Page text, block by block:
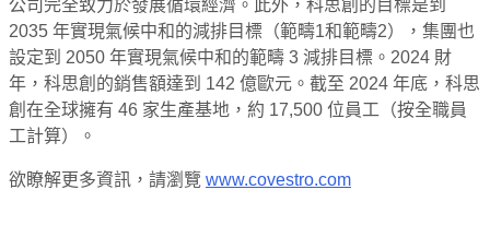
公司完全致力於發展循環經濟。此外，科思創的目標是到
2035 年實現氣候中和的減排目標（範疇1和範疇2），集團也
設定到 2050 年實現氣候中和的範疇 3 減排目標。2024 財
年，科思創的銷售額達到 142 億歐元。截至 2024 年底，科思
創在全球擁有 46 家生產基地，約 17,500 位員工（按全職員
工計算）。
欲瞭解更多資訊，請瀏覽 www.covestro.com